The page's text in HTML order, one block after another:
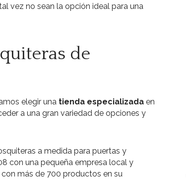
vez no sean la opción ideal para una
de
elegir una tienda especializada en
a una gran variedad de opciones y
a medida para puertas y
con una pequeña empresa local y
más de 700 productos en su